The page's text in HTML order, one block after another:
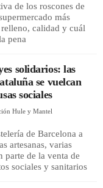
de los roscones de
más
calidad y cuál
pena
solidarios: las
se vuelcan
sociales
Hule y Mantel
de Barcelona a
artesanas, varias
parte de la venta de
sociales y sanitarios